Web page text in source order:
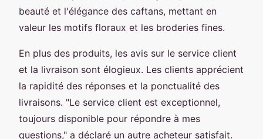
beauté et l'élégance des caftans, mettant en
valeur les motifs floraux et les broderies fines.
En plus des produits, les avis sur le service client
et la livraison sont élogieux. Les clients apprécient
la rapidité des réponses et la ponctualité des
livraisons. "Le service client est exceptionnel,
toujours disponible pour répondre à mes
questions," a déclaré un autre acheteur satisfait.